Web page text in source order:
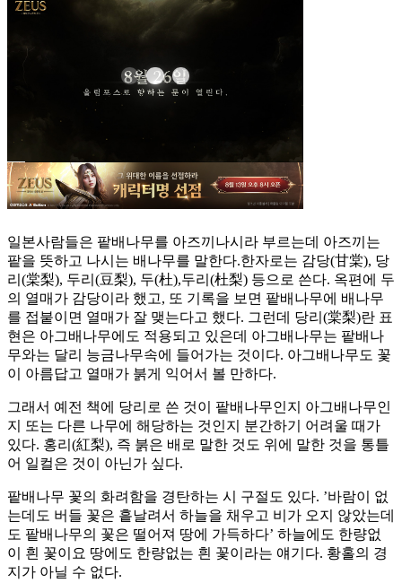
일본사람들은 팥배나무를 아즈끼나시라 부르는데 아즈끼는
팥을 뜻하고 나시는 배나무를 말한다.한자로는 감당(甘棠), 당
리(棠梨), 두리(豆梨), 두(杜),두리(杜梨) 등으로 쓴다. 옥편에 두
의 열매가 감당이라 했고, 또 기록을 보면 팥배나무에 배나무
를 접붙이면 열매가 잘 맺는다고 했다. 그런데 당리(棠梨)란 표
현은 아그배나무에도 적용되고 있은데 아그배나무는 팥배나
무와는 달리 능금나무속에 들어가는 것이다. 아그배나무도 꽃
이 아름답고 열매가 붉게 익어서 볼 만하다.
그래서 예전 책에 당리로 쓴 것이 팥배나무인지 아그배나무인
지 또는 다른 나무에 해당하는 것인지 분간하기 어려울 때가
있다. 홍리(紅梨), 즉 붉은 배로 말한 것도 위에 말한 것을 통틀
어 일컬은 것이 아닌가 싶다.
팥배나무 꽃의 화려함을 경탄하는 시 구절도 있다. ’바람이 없
는데도 버들 꽃은 흩날려서 하늘을 채우고 비가 오지 않았는데
도 팥배나무의 꽃은 떨어져 땅에 가득하다’ 하늘에도 한량없
이 흰 꽃이요 땅에도 한량없는 흰 꽃이라는 얘기다. 황홀의 경
지가 아닐 수 없다.